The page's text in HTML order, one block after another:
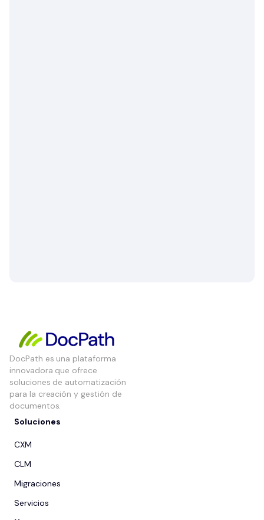
DocPath es una plataforma
innovadora que ofrece
soluciones de automatización
para la creación y gestión de
documentos.
Soluciones
CXM
CLM
Migraciones
Servicios